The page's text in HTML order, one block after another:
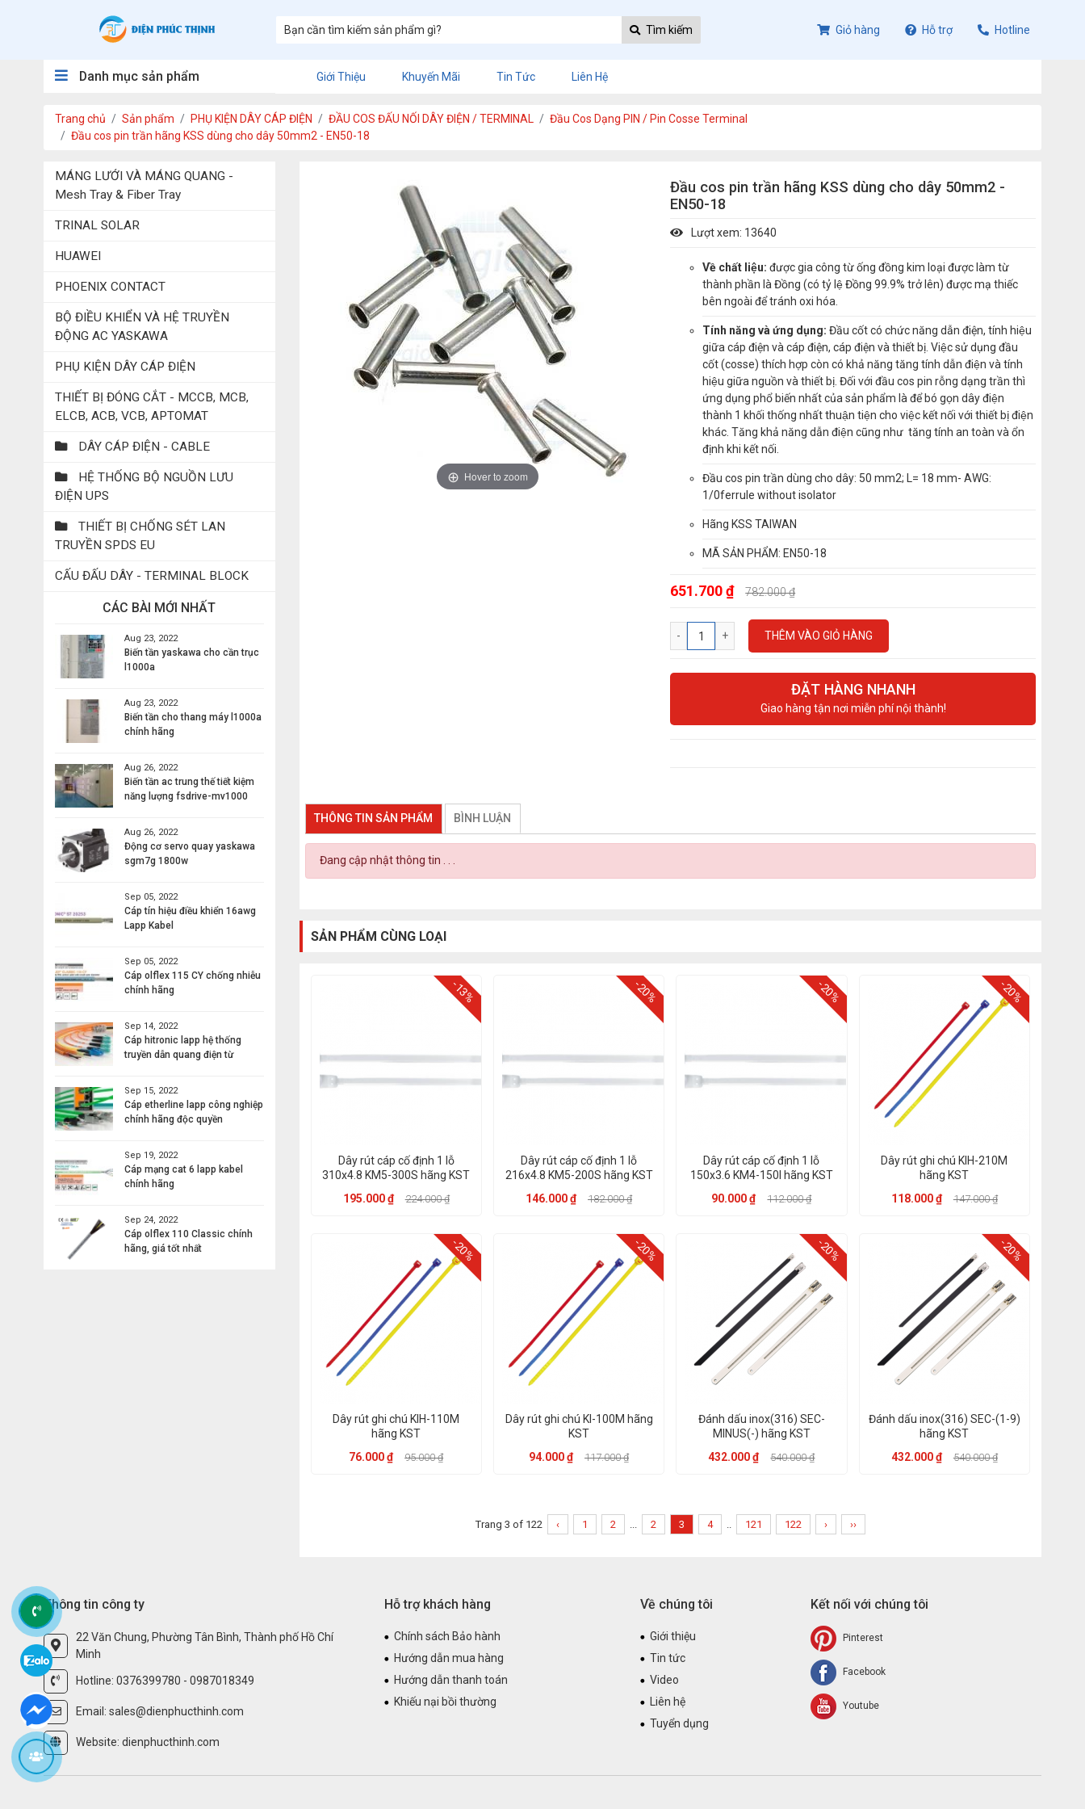
Tìm kiếm Giỏ hàng Hỗ trợ Hotline
Danh mục sản phẩm Giới Thiệu Khuyến Mãi Tin Tức Liên Hệ
Trang chủ Sản phẩm PHỤ KIỆN DÂY CÁP ĐIỆN ĐẦU COS ĐẤU NỐI DÂY ĐIỆN / TERMINAL
Đầu Cos Dạng PIN / Pin Cosse Terminal
Đầu cos pin trần hãng KSS dùng cho dây 50mm2 - EN50-18
MÁNG LƯỚI VÀ MÁNG QUANG -
Mesh Tray & Fiber Tray
TRINAL SOLAR
HUAWEI
PHOENIX CONTACT
BỘ ĐIỀU KHIỂN VÀ HỆ TRUYỀN
ĐỘNG AC YASKAWA
PHỤ KIỆN DÂY CÁP ĐIỆN
THIẾT BỊ ĐÓNG CẮT - MCCB, MCB,
ELCB, ACB, VCB, APTOMAT
DÂY CÁP ĐIỆN - CABLE
HỆ THỐNG BỘ NGUỒN LƯU
ĐIỆN UPS
THIẾT BỊ CHỐNG SÉT LAN
TRUYỀN SPDS EU
CẤU ĐẤU DÂY - TERMINAL BLOCK
CÁC BÀI MỚI NHẤT
Aug 23, 2022
Biến tần yaskawa cho cần trục
l1000a
Aug 23, 2022
Biến tần cho thang máy l1000a
chính hãng
Aug 26, 2022
Biến tần ac trung thế tiết kiệm
năng lượng fsdrive-mv1000
Aug 26, 2022
Động cơ servo quay yaskawa
sgm7g 1800w
Sep 05, 2022
Cáp tín hiệu điều khiển 16awg
Lapp Kabel
Sep 05, 2022
Cáp olflex 115 CY chống nhiễu
chính hãng
Sep 14, 2022
Cáp hitronic lapp hệ thống
truyền dẫn quang điện từ
Sep 15, 2022
Cáp etherline lapp công nghiệp
chính hãng độc quyền
Sep 19, 2022
Cáp mạng cat 6 lapp kabel
chính hãng
Sep 24, 2022
Cáp olflex 110 Classic chính
hãng, giá tốt nhất
Hover to zoom
Đầu cos pin trần hãng KSS dùng cho dây 50mm2 -
EN50-18
Lượt xem: 13640
Về chất liệu: được gia công từ ống đồng kim loại được làm từ
thành phần là Đồng (có tỷ lệ Đồng 99.9% trở lên) được mạ thiếc
bên ngoài để tránh oxi hóa.
Tính năng và ứng dụng: Đầu cốt có chức năng dẫn điện, tính hiệu
giữa cáp điện và cáp điện, cáp điện và thiết bị. Việc sử dụng đầu
cốt (cosse) thích hợp còn có khả năng tăng tính dẫn điện và tính
hiệu giữa nguồn và thiết bị. Đối với đầu cos pin rỗng dạng trần thì
ứng dụng phổ biến nhất của sản phẩm là để bó gọn dây điện
thành 1 khối thống nhất thuận tiện cho việc kết nối với thiết bị điện
khác. Tăng khả năng dẫn điện cũng như tăng tính an toàn và ổn
định khi kết nối.
Đầu cos pin trần dùng cho dây: 50 mm2; L= 18 mm- AWG:
1/0ferrule without isolator
Hãng KSS TAIWAN
MÃ SẢN PHẨM: EN50-18
651.700 ₫ 782.000 ₫
THÊM VÀO GIỎ HÀNG
ĐẶT HÀNG NHANH
Giao hàng tận nơi miễn phí nội thành!
THÔNG TIN SẢN PHẨM BÌNH LUẬN
Đang cập nhật thông tin . . .
SẢN PHẨM CÙNG LOẠI
-13%
Dây rút cáp cố định 1 lỗ
310x4.8 KM5-300S hãng KST
195.000 ₫
224.000 ₫
-20%
Dây rút cáp cố định 1 lỗ
216x4.8 KM5-200S hãng KST
146.000 ₫
182.000 ₫
-20%
Dây rút cáp cố định 1 lỗ
150x3.6 KM4-150I hãng KST
90.000 ₫
112.000 ₫
-20%
Dây rút ghi chú KIH-210M
hãng KST
118.000 ₫
147.000 ₫
-20%
Dây rút ghi chú KIH-110M
hãng KST
76.000 ₫
95.000 ₫
-20%
Dây rút ghi chú KI-100M hãng
KST
94.000 ₫
117.000 ₫
-20%
Đánh dấu inox(316) SEC-
MINUS(-) hãng KST
432.000 ₫
540.000 ₫
-20%
Đánh dấu inox(316) SEC-(1-9)
hãng KST
432.000 ₫
540.000 ₫
Trang 3 of 122 ‹ 1 2 ... 2 3 4 .. 121 122 › ››
Thông tin công ty
22 Văn Chung, Phường Tân Bình, Thành phố Hồ Chí
Minh
Hotline: 0376399780 - 0987018349
Email: sales@dienphucthinh.com
Website: dienphucthinh.com
Hỗ trợ khách hàng
Chính sách Bảo hành
Hướng dẫn mua hàng
Hướng dẫn thanh toán
Khiếu nại bồi thường
Về chúng tôi
Giới thiệu
Tin tức
Video
Liên hệ
Tuyển dụng
Kết nối với chúng tôi
Pinterest
Facebook
Youtube